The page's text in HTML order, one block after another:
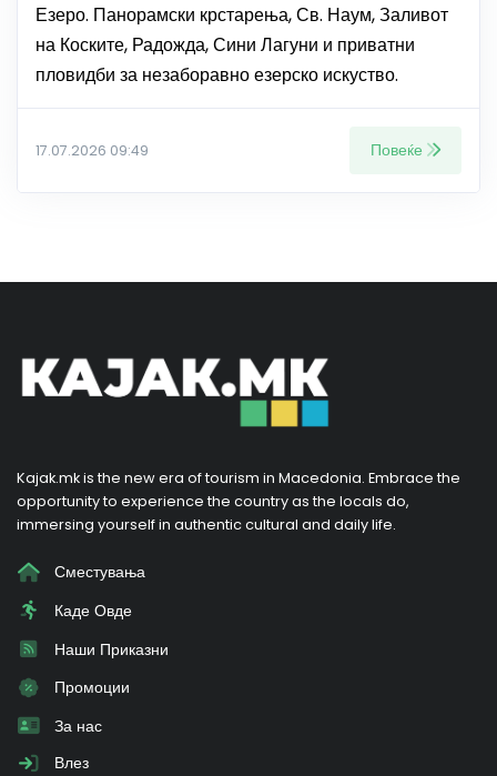
Езеро. Панорамски крстарења, Св. Наум, Заливот
на Коските, Радожда, Сини Лагуни и приватни
пловидби за незаборавно езерско искуство.
17.07.2026 09:49 Повеќе
Kajak.mk is the new era of tourism in Macedonia. Embrace the
opportunity to experience the country as the locals do,
immersing yourself in authentic cultural and daily life.
Сместувања
Каде Овде
Наши Приказни
Промоции
За нас
Влез